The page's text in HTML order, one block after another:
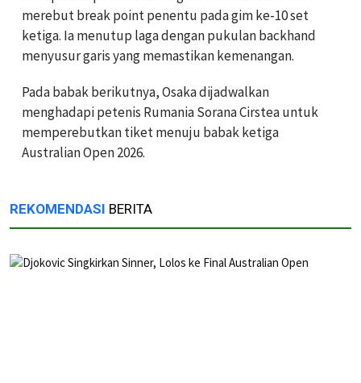
merebut break point penentu pada gim ke-10 set
ketiga. Ia menutup laga dengan pukulan backhand
menyusur garis yang memastikan kemenangan.
Pada babak berikutnya, Osaka dijadwalkan
menghadapi petenis Rumania Sorana Cirstea untuk
memperebutkan tiket menuju babak ketiga
Australian Open 2026.
REKOMENDASI BERITA